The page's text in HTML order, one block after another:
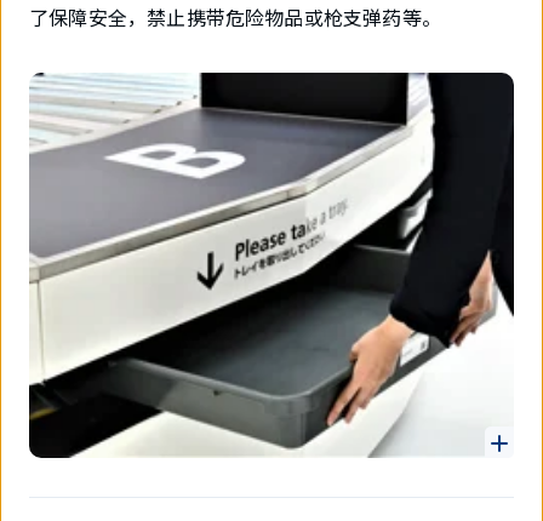
了保障安全，禁止携带危险物品或枪支弹药等。